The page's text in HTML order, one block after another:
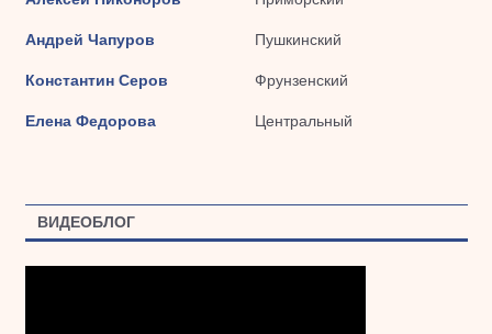
Андрей Чапуров Пушкинский
Константин Серов Фрунзенский
Елена Федорова Центральный
ВИДЕОБЛОГ